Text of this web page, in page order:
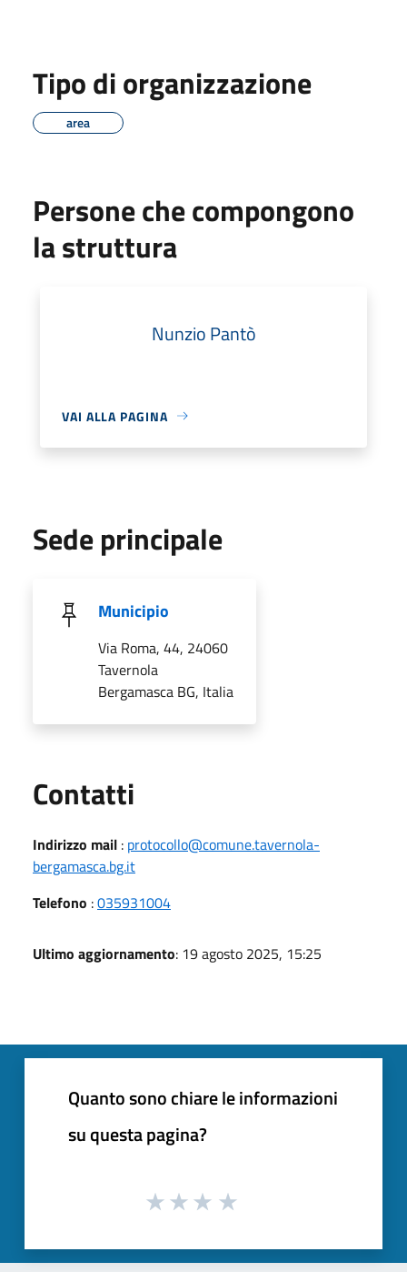
Tipo di organizzazione
area
Persone che compongono
la struttura
Nunzio Pantò
VAI ALLA PAGINA
Sede principale
Municipio
Via Roma, 44, 24060
Tavernola
Bergamasca BG, Italia
Contatti
Indirizzo mail : protocollo@comune.tavernola-
bergamasca.bg.it
Telefono :035931004
Ultimo aggiornamento: 19 agosto 2025, 15:25
Quanto sono chiare le informazioni
su questa pagina?